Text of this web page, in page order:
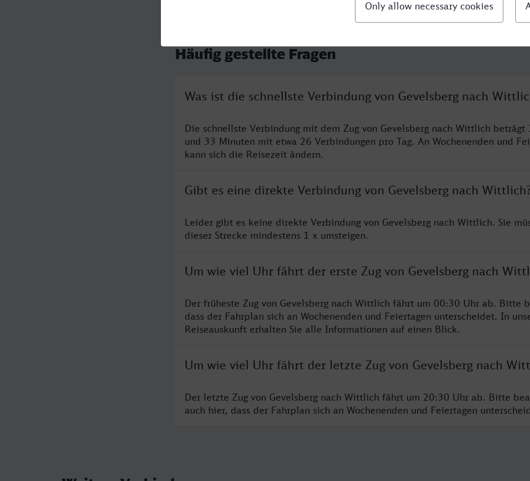
Häufig gestellte Fragen
Was ist die schnellste Verbindung von Gevelsberg nach
Die schnellste Verbindung mit dem Zug von Gevelsberg nach Wittlich beträgt
und 33 Minuten mit etwa 26 Verbindungen pro Tag. An Wochenenden und
kann sich die Reisezeit ändern.
Gibt es eine direkte Verbindung von Gevelsberg nach
Leider gibt es keine direkte Verbindung von Gevelsberg nach Wittlich. Sie
dieser Strecke mindestens 1 x umsteigen.
Um wie viel Uhr fährt der erste Zug von Gevelsberg nach
Der früheste Zug von Gevelsberg nach Wittlich fährt um 00:30 Uhr ab. Bitte
dass der Fahrplan sich an Wochenenden und Feiertagen unterscheidet. In
Reiseauskunft erhalten Sie alle Informationen auf einen Blick.
Um wie viel Uhr fährt der letzte Zug von Gevelsberg nach
Der letzte Zug von Gevelsberg nach Wittlich fährt um 20:30 Uhr ab. Bitte
auch hier, dass der Fahrplan sich an Wochenenden und Feiertagen